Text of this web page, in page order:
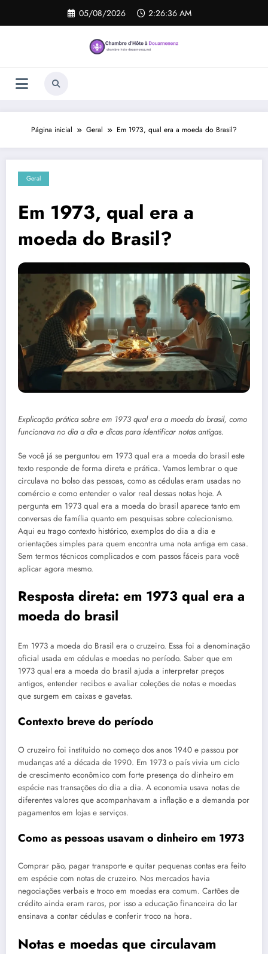
o
05/08/2026 2:26:37 AM
Página inicial Geral Em 1973, qual era a moeda do Brasil?
Geral
Em 1973, qual era a
moeda do Brasil?
Explicação prática sobre em 1973 qual era a moeda do brasil, como
funcionava no dia a dia e dicas para identificar notas antigas.
Se você já se perguntou em 1973 qual era a moeda do brasil este
texto responde de forma direta e prática. Vamos lembrar o que
circulava no bolso das pessoas, como as cédulas eram usadas no
comércio e como entender o valor real dessas notas hoje. A
pergunta em 1973 qual era a moeda do brasil aparece tanto em
conversas de família quanto em pesquisas sobre colecionismo.
Aqui eu trago contexto histórico, exemplos do dia a dia e
orientações simples para quem encontra uma nota antiga em casa.
Sem termos técnicos complicados e com passos fáceis para você
aplicar agora mesmo.
Resposta direta: em 1973 qual era a
moeda do brasil
Em 1973 a moeda do Brasil era o cruzeiro. Essa foi a denominação
oficial usada em cédulas e moedas no período. Saber que em
1973 qual era a moeda do brasil ajuda a interpretar preços
antigos, entender recibos e avaliar coleções de notas e moedas
que surgem em caixas e gavetas.
Contexto breve do período
O cruzeiro foi instituido no começo dos anos 1940 e passou por
mudanças até a década de 1990. Em 1973 o país vivia um ciclo
de crescimento econômico com forte presença do dinheiro em
espécie nas transações do dia a dia. A economia usava notas de
diferentes valores que acompanhavam a inflação e a demanda por
pagamentos em lojas e serviços.
Como as pessoas usavam o dinheiro em 1973
Comprar pão, pagar transporte e quitar pequenas contas era feito
em espécie com notas de cruzeiro. Nos mercados havia
negociações verbais e troco em moedas era comum. Cartões de
crédito ainda eram raros, por isso a educação financeira do lar
ensinava a contar cédulas e conferir troco na hora.
Notas e moedas que circulavam